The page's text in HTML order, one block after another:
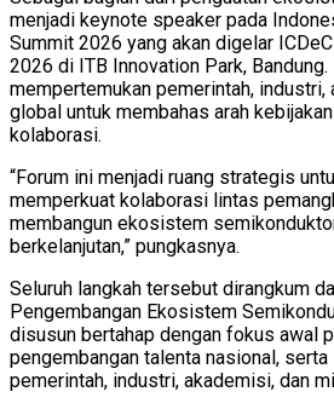
menjadi keynote speaker pada
Summit 2026 yang akan digelar
2026 di ITB Innovation Park, Bandung.
mempertemukan pemerintah,
global untuk membahas arah
kolaborasi.
“Forum ini menjadi ruang strategis
memperkuat kolaborasi lintas
membangun ekosistem
berkelanjutan,” pungkasnya.
Seluruh langkah tersebut dirangkum
Pengembangan Ekosistem
disusun bertahap dengan fokus awal
pengembangan talenta nasional,
pemerintah, industri, akademisi, dan